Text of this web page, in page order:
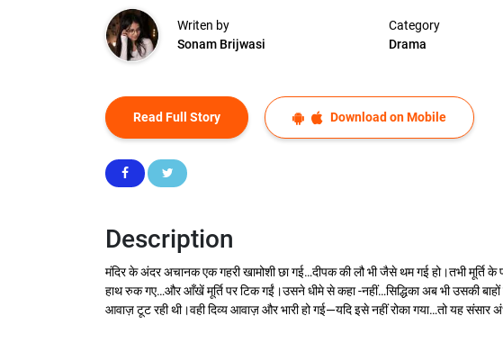
Writen by
Sonam Brijwasi
Category
Drama
Read Full Story Download on Mobile
Description
मंदिर के अंदर अचानक एक गहरी खामोशी छा गई…दीपक की लौ भी जैसे थम गई हो।तभी
हाथ रुक गए…और आँखें मूर्ति पर टिक गईं।उसने धीमे से कहा -नहीं…सिद्धिका अब भी उसकी
आवाज़ टूट रही थी।वही दिव्य आवाज़ और भारी हो गई—यदि इसे नहीं रोका गया…तो यह